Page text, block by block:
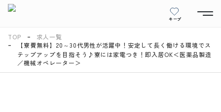
キープ
TOP
求人一覧
【寮費無料】20～30代男性が活躍中！安定して長く働ける環境でス
テップアップを目指そう♪寮には家電つき！即入居OK＜医薬品製造
／機械オペレーター＞